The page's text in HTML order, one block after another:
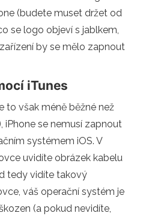
(budete muset držet od
se logo objeví s jablkem,
by se mělo zapnout
iTunes
to však méně běžné než
iPhone se nemusí zapnout
systémem iOS. V
uvidíte obrázek kabelu
tedy vidíte takový
váš operační systém je
(a pokud nevidíte,